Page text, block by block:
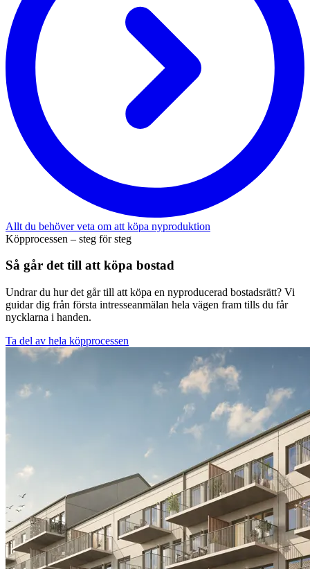
Allt du behöver veta om att köpa nyproduktion
Köpprocessen – steg för steg
Så går det till att köpa bostad
Undrar du hur det går till att köpa en nyproducerad bostadsrätt? Vi
guidar dig från första intresseanmälan hela vägen fram tills du får
nycklarna i handen.
Ta del av hela köpprocessen